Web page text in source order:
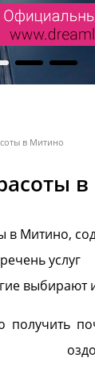
в Митино
в Митино,
услуг
выбирают
получить